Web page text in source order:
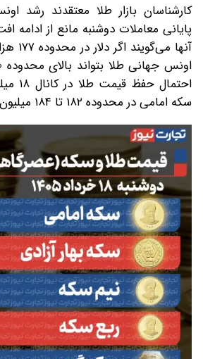
کارشناسان بازار طلا معتقدند رشد
پایانی معاملات دوشنبه مانع از
آنها
سکه امامی در محدوده ۱۸۲ تا ۱۸۴ میلیون تومان وجود دارد.